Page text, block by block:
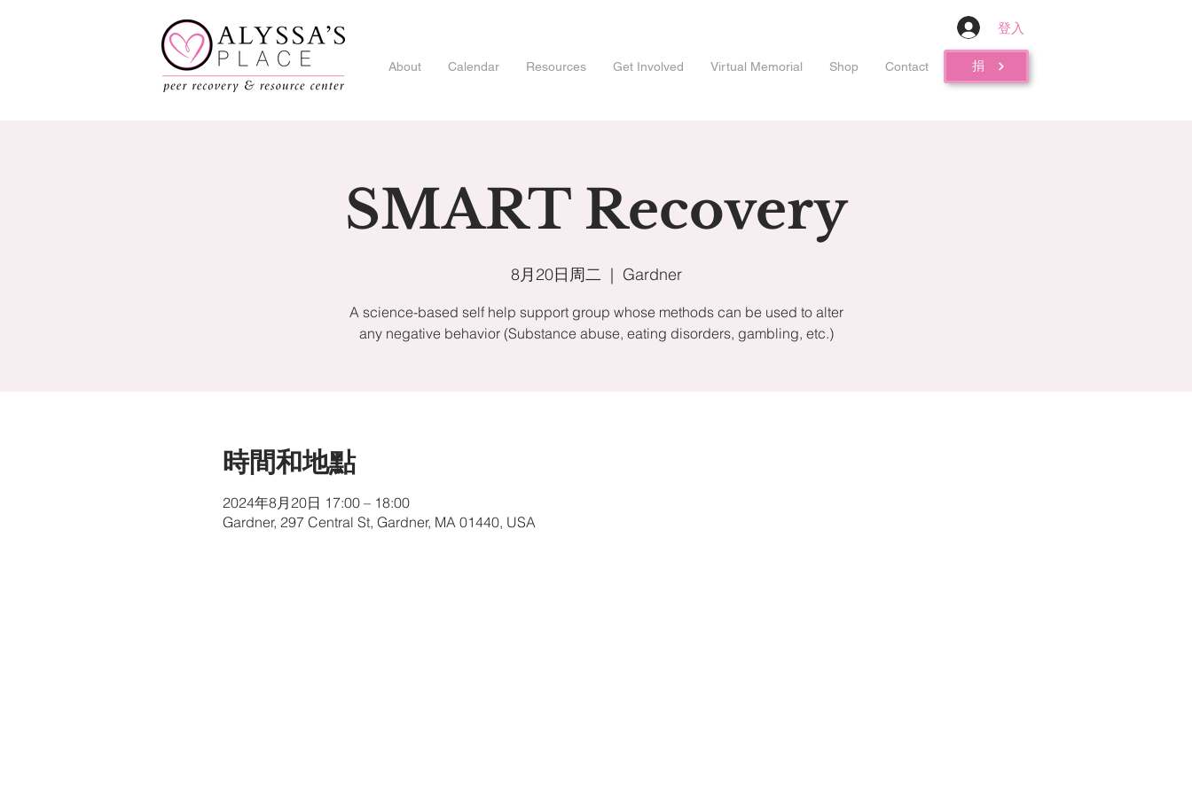
登入
About Calendar Resources Get Involved Virtual Memorial Shop Contact 捐
SMART Recovery
8月20日周二
  |
Gardner
A science-based self help support group whose methods can be used to alter
any negative behavior (Substance abuse, eating disorders, gambling, etc.)
時間和地點
2024年8月20日 17:00 – 18:00
Gardner, 297 Central St, Gardner, MA 01440, USA